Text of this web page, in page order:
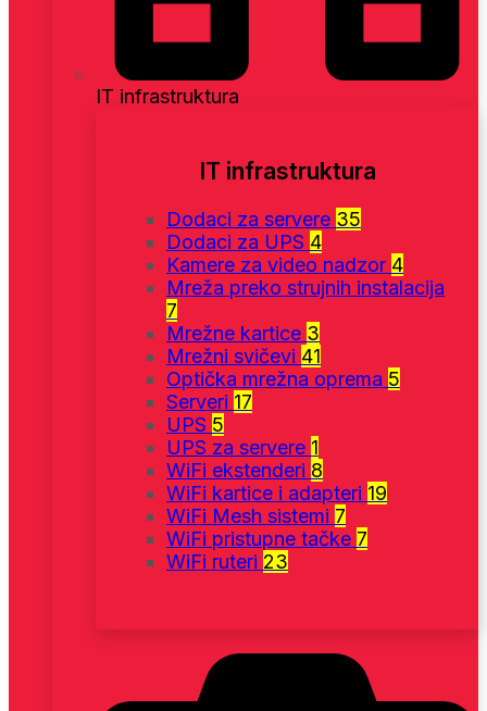
IT infrastruktura
IT infrastruktura
Dodaci za servere 35
Dodaci za UPS 4
Kamere za video nadzor 4
Mreža preko strujnih instalacija
7
Mrežne kartice 3
Mrežni svičevi 41
Optička mrežna oprema 5
Serveri 17
UPS 5
UPS za servere 1
WiFi ekstenderi 8
WiFi kartice i adapteri 19
WiFi Mesh sistemi 7
WiFi pristupne tačke 7
WiFi ruteri 23